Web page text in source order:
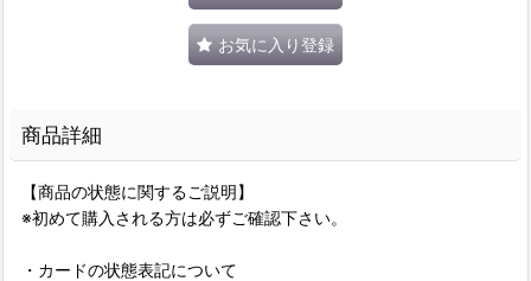
お気に入り登録
商品詳細
【商品の状態に関するご説明】
※初めて購入される方は必ずご確認下さい。
・カードの状態表記について